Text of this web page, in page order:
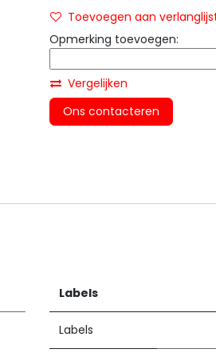
Toevoegen aan
Opmerking toevoegen:
Vergelijken
Ons contacteren
Labels
Labels